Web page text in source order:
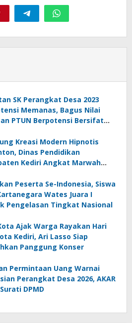
SK Perangkat Desa 2023
Memanas, Bagus Nilai
PTUN Berpotensi Bersifat
Kreasi Modern Hipnotis
Dinas Pendidikan
Kediri Angkat Marwah
Peserta Se-Indonesia, Siswa
Wates Juara I
Pengelasan Tingkat Nasional
Ajak Warga Rayakan Hari
Kediri, Ari Lasso Siap
Panggung Konser
Permintaan Uang Warnai
Perangkat Desa 2026, AKAR
DPMD